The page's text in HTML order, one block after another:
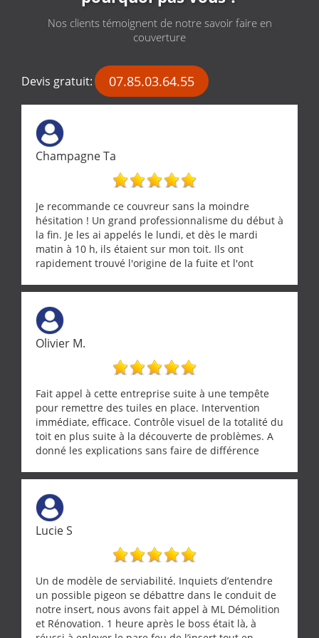
Nos clients témoignent de notre savoir faire en
couverture
Devis gratuit: 07.85.03.64.55
Champagne Ta
Je recommande ce couvreur sans la moindre
hésitation ! Un grand professionnalisme du début à
la fin. Je les ai appelés le lundi, et dès le mardi
matin à 10 h, ils étaient sur mon toit. Ils ont
rapidement trouvé l'origine de la fuite et l'ont
Une équipe sérieuse, réactive et compétente. C'est
vraiment rassurant de pouvoir compter sur des
artisans aussi professionnels. Merci encore !
Olivier M.
Fait appel à cette entreprise suite à une tempête
pour remettre des tuiles en place. Intervention
immédiate, efficace. Contrôle visuel de la totalité du
toit en plus suite à la découverte de problèmes. A
donné les explications sans faire de différence
Lucie S
Un de modèle de serviabilité. Inquiets d’entendre
un possible pigeon se débattre dans le conduit de
notre insert, nous avons fait appel à ML Démolition
et Rénovation. 1 heure après le boss était là, à